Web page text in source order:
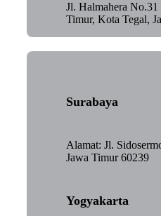
Jl. Halmahera
Timur, Kota Tegal,
Surabaya
Alamat: Jl.
Jawa Timur 60239
Yogyakarta